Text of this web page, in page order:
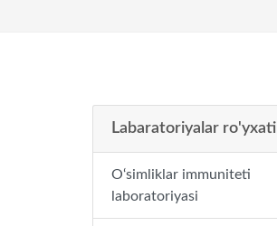
Labaratoriyalar ro'yxati
O‘simliklar immuniteti
laboratoriyasi